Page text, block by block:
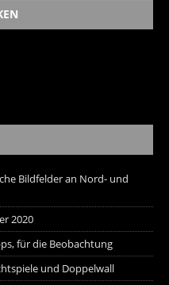
Bildfelder an Nord- und
2020
für die Beobachtung
und Doppelwall